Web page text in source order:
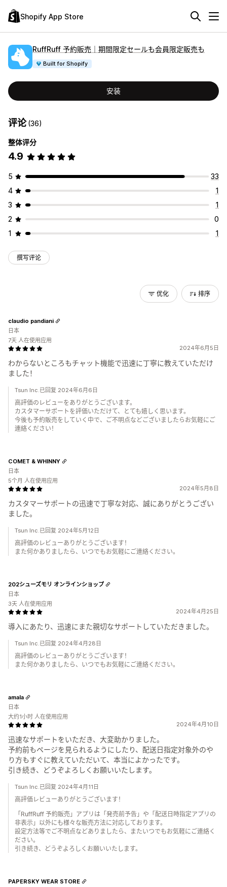
Shopify App Store
RuffRuff 予約販売｜期間限定セールも会員限定販売も
Built for Shopify
安装
评论(36)
整体评分
4.9
5
33
4
1
3
1
2
0
1
1
撰写评论
优化 排序
2024年6月5日
わからないところもチャット機能で迅速に丁寧に教えていただけ
ました！
claudio pandiani
日本
7天 人在使用应用
Tsun Inc.已回复 2024年6月6日
高評価のレビューをありがとうございます。
カスタマーサポートを評価いただけて、とても嬉しく思います。
今後も予約販売をしていく中で、ご不明点などございましたらお気軽にご
連絡ください！
2024年5月8日
カスタマーサポートの迅速で丁寧な対応、誠にありがとうござい
ました。
COMET & WHINNY
日本
5个月 人在使用应用
Tsun Inc.已回复 2024年5月12日
高評価のレビューありがとうございます！
また何かありましたら、いつでもお気軽にご連絡ください。
2024年4月25日
導入にあたり、迅速にまた親切なサポートしていただきました。
202シューズモリ オンラインショップ
日本
3天 人在使用应用
Tsun Inc.已回复 2024年4月28日
高評価のレビューありがとうございます！
また何かありましたら、いつでもお気軽にご連絡ください。
2024年4月10日
迅速なサポートをいただき、大変助かりました。
予約前もページを見られるようにしたり、配送日指定対象外のや
り方もすぐに教えていただいて、本当によかったです。
引き続き、どうぞよろしくお願いいたします。
amala
日本
大约1小时 人在使用应用
Tsun Inc.已回复 2024年4月11日
高評価レビューありがとうございます！
「RuffRuff 予約販売」アプリは「発売前予告」や「配送日時指定アプリの
非表示」以外にも様々な販売方法に対応しております。
設定方法等でご不明点などありましたら、またいつでもお気軽にご連絡く
ださい。
引き続き、どうぞよろしくお願いいたします。
PAPERSKY WEAR STORE